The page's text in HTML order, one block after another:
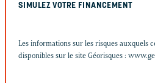
SIMULEZ VOTRE FINANCEMENT
Les informations sur les risques auxquels
disponibles sur le site Géorisques :